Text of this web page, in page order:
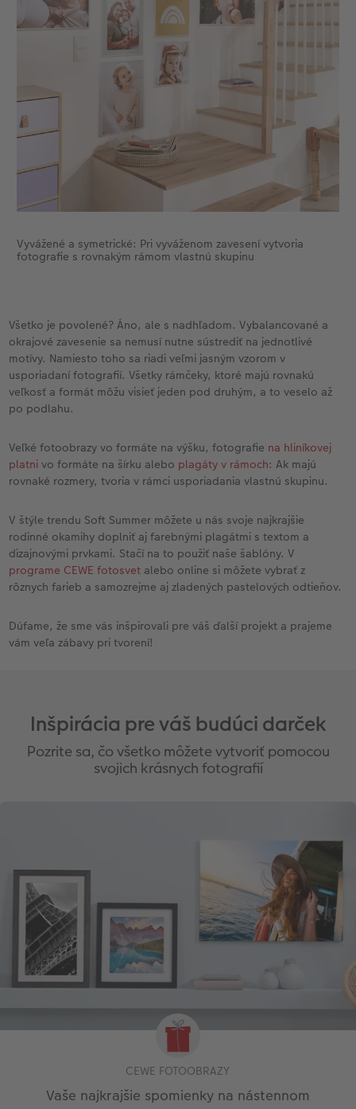
Vyvážené a symetrické: Pri vyváženom zavesení vytvoria
fotografie s rovnakým rámom vlastnú skupinu
Všetko je povolené? Áno, ale s nadhľadom. Vybalancované a
okrajové zavesenie sa nemusí nutne sústrediť na jednotlivé
motívy. Namiesto toho sa riadi veľmi jasným vzorom v
usporiadaní fotografií. Všetky rámčeky, ktoré majú rovnakú
veľkosť a formát môžu visieť jeden pod druhým, a to veselo až
po podlahu.
Veľké fotoobrazy vo formáte na výšku, fotografie na hliníkovej
platni vo formáte na šírku alebo plagáty v rámoch: Ak majú
rovnaké rozmery, tvoria v rámci usporiadania vlastnú skupinu.
V štýle trendu Soft Summer môžete u nás svoje najkrajšie
rodinné okamihy doplniť aj farebnými plagátmi s textom a
dizajnovými prvkami. Stačí na to použiť naše šablóny. V
programe CEWE fotosvet alebo online si môžete vybrať z
rôznych farieb a samozrejme aj zladených pastelových odtieňov.
Dúfame, že sme vás inšpirovali pre váš ďalší projekt a prajeme
vám veľa zábavy pri tvorení!
Inšpirácia pre váš budúci darček
Pozrite sa, čo všetko môžete vytvoriť pomocou
svojich krásnych fotografií
CEWE FOTOOBRAZY
Vaše najkrajšie spomienky na nástennom